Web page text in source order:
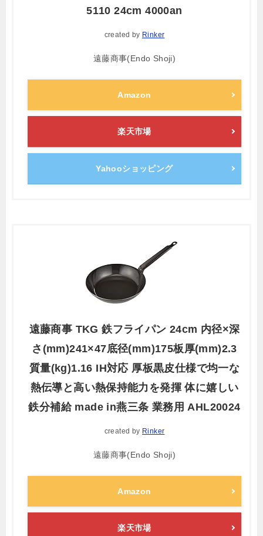
5110 24cm 4000an
created by Rinker
遠藤商事(Endo Shoji)
Amazon
楽天市場
Yahooショッピング
遠藤商事 TKG 鉄フライパン 24cm 内径×深
さ(mm)241×47底径(mm)175板厚(mm)2.3
質量(kg)1.16 IH対応 厚板黒皮仕様で均一な
熱伝導と高い熱保持能力を発揮 体に嬉しい
鉄分補給 made in燕三条 業務用 AHL20024
created by Rinker
遠藤商事(Endo Shoji)
Amazon
楽天市場